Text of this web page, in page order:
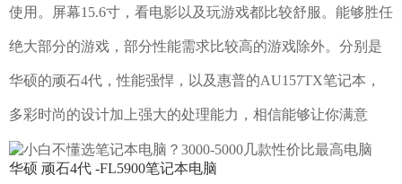
使用。屏幕15.6寸，看电影以及玩游戏都比较舒服。能够胜任
绝大部分的游戏，部分性能需求比较高的游戏除外。分别是
华硕的顽石4代，性能强悍，以及惠普的AU157TX笔记本，
多彩时尚的设计加上强大的处理能力，相信能够让你满意
华硕 顽石4代 -FL5900笔记本电脑